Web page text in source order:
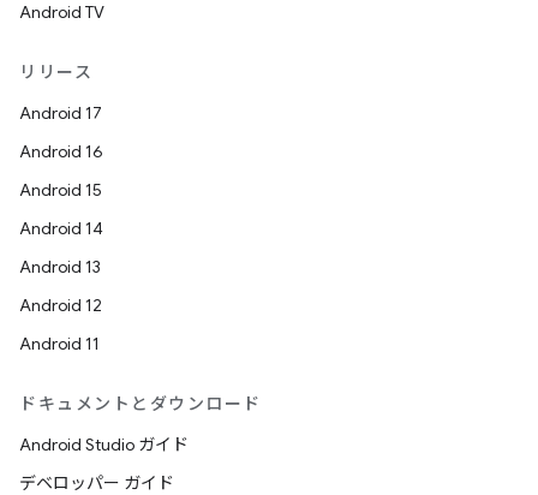
Android TV
リリース
Android 17
Android 16
Android 15
Android 14
Android 13
Android 12
Android 11
ドキュメントとダウンロード
Android Studio ガイド
デベロッパー ガイド